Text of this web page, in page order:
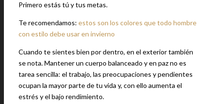
Primero estás tú y tus metas.
Te recomendamos: estos son los colores que todo hombre
con estilo debe usar en invierno
Cuando te sientes bien por dentro, en el exterior también
se nota. Mantener un cuerpo balanceado y en paz no es
tarea sencilla: el trabajo, las preocupaciones y pendientes
ocupan la mayor parte de tu vida y, con ello aumenta el
estrés y el bajo rendimiento.